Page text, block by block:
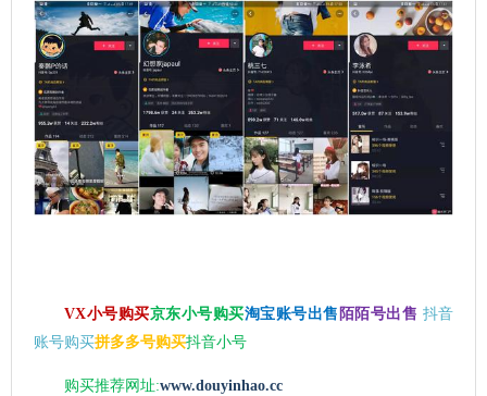
VX小号购买京东小号购买淘宝账号出售 陌陌号出售 抖音
账号购买拼多多号购买抖音小号
购买推荐网址:www.douyinhao.cc